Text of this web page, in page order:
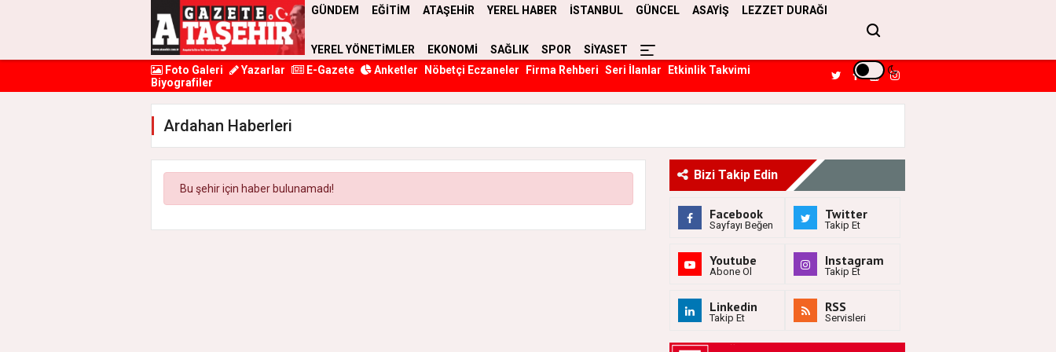
GÜNDEM EĞİTİM ATAŞEHİR YEREL HABER İSTANBUL GÜNCEL ASAYİŞ LEZZET DURAĞI
YEREL YÖNETİMLER EKONOMİ SAĞLIK SPOR
SİYASET
Foto Galeri
Yazarlar E-Gazete Anketler Nöbetçi Eczaneler Firma Rehberi Seri İlanlar
Etkinlik Takvimi
Biyografiler
Ardahan Haberleri
Bu şehir için haber bulunamadı!
Bizi Takip Edin
Facebook
Sayfayı Beğen
Twitter
Takip Et
Youtube
Abone Ol
Instagram
Takip Et
Linkedin
Takip Et
RSS
Servisleri